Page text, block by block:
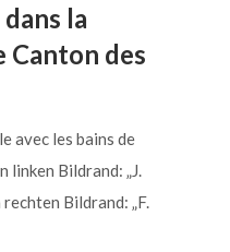
la
Canton des
avec les bains de
linken Bildrand: „J.
Bildrand: „F.